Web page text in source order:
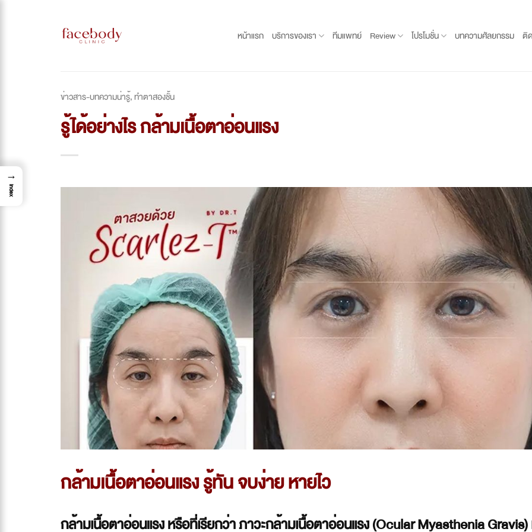
หน้าแรก บริการของเรา ทีมแพทย์ Review โปรโมชั่น บทความศัลยกรรม ติ
ข่าวสาร-บทความน่ารู้,ทำตาสองชั้น
รู้ได้อย่างไร กล้ามเนื้อตาอ่อนแรง
กล้ามเนื้อตาอ่อนแรง รู้ทัน จบง่าย หายไว
กล้ามเนื้อตาอ่อนแรง หรือที่เรียกว่า ภาวะกล้ามเนื้อตาอ่อนแรง (Ocular Myasthenia Gravis)
→
Index